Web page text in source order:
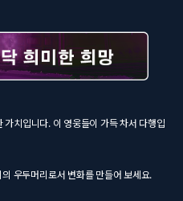
치입니다. 이 영웅들이 가득 차서 다행입
우두머리로서 변화를 만들어 보세요.